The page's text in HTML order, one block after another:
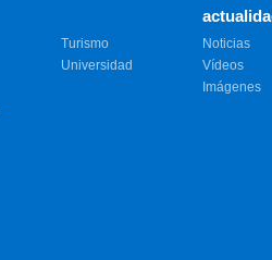
Turismo
Universidad
Noticias
Vídeos
Imágenes